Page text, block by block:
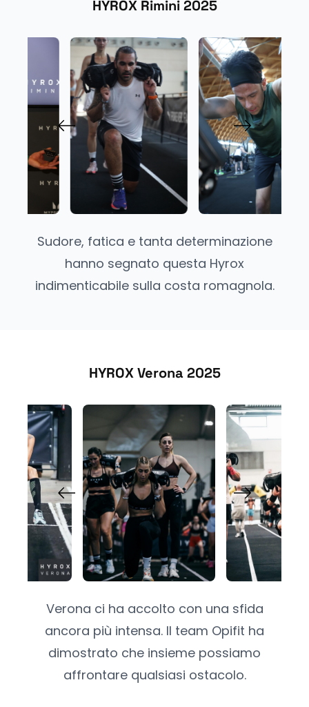
HYROX Rimini 2025
Sudore, fatica e tanta determinazione
hanno segnato questa Hyrox
indimenticabile sulla costa romagnola.
HYROX Verona 2025
Verona ci ha accolto con una sfida
ancora più intensa. Il team Opifit ha
dimostrato che insieme possiamo
affrontare qualsiasi ostacolo.